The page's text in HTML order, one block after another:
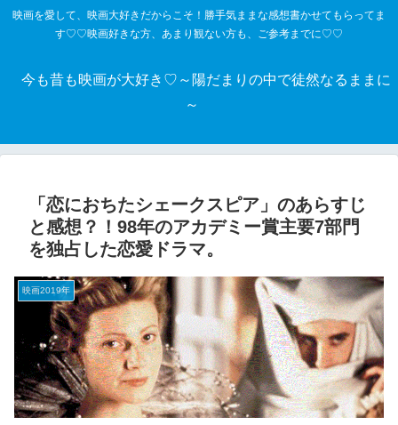
映画を愛して、映画大好きだからこそ！勝手気ままな感想書かせてもらってま
す♡♡映画好きな方、あまり観ない方も、ご参考までに♡♡
今も昔も映画が大好き♡～陽だまりの中で徒然なるままに
～
「恋におちたシェークスピア」のあらすじ
と感想？！98年のアカデミー賞主要7部門
を独占した恋愛ドラマ。
映画2019年